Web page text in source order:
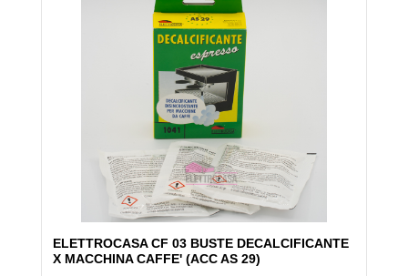
ELETTROCASA CF 03 BUSTE DECALCIFICANTE
X MACCHINA CAFFE' (ACC AS 29)